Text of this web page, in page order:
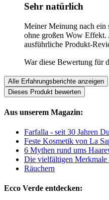
Sehr natürlich
Meiner Meinung nach ein
ohne großen Wow
ausführliche Produkt-
War diese Bewertung für
Alle Erfahrungsberichte anzeigen
Dieses Produkt bewerten
Aus unserem Magazin:
Farfalla - seit 30 Jahren
Feste Kosmetik von La
6 Mythen rund ums
Die vielfältigen
Räuchern
Ecco Verde entdecken: